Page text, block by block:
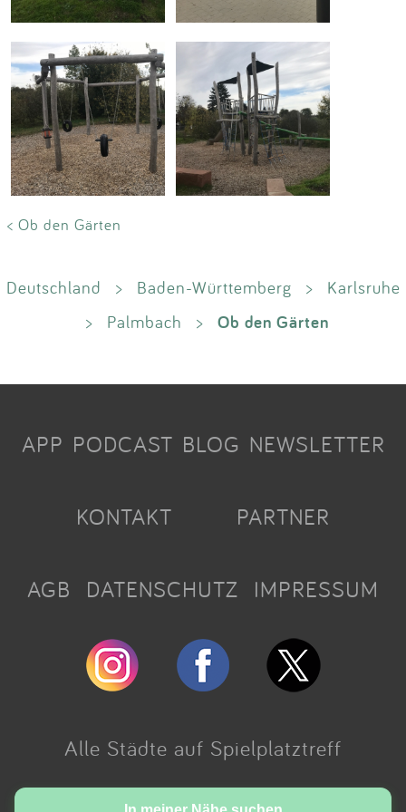
< Ob den Gärten
Deutschland > Baden-Württemberg >
Karlsruhe
>
Palmbach > Ob den Gärten
APP PODCAST BLOG NEWSLETTER
KONTAKT PARTNER
AGB DATENSCHUTZ IMPRESSUM
Alle Städte auf Spielplatztreff